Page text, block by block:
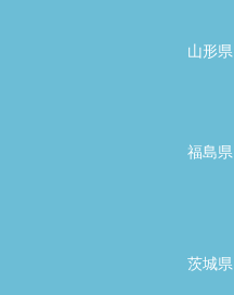
山形県
福島県
茨城県